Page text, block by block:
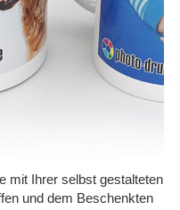
mit Ihrer selbst gestalteten
und dem Beschenkten